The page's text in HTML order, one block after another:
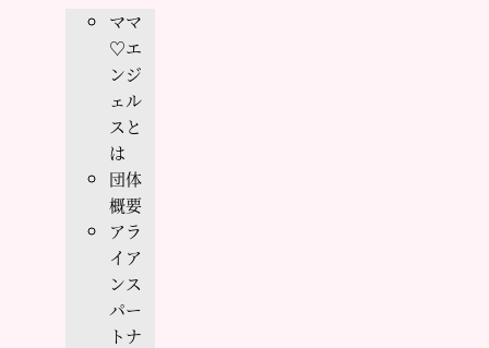
ママ
♡エ
ンジ
ェル
スと
は
団体
概要
アラ
イア
ンス
パー
トナ